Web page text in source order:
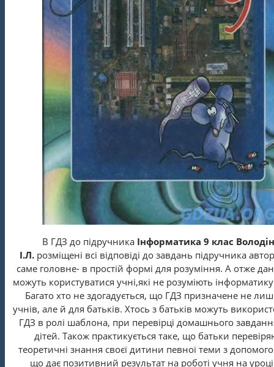
В ГДЗ до підручника Інформатика 9 клас
І.Л. розміщені всі відповіді до завдань підручника
саме головне- в простій формі для розуміння. А отже
можуть користуватися учні,які не розуміють інформатику
Багато хто не здогадується, що ГДЗ призначене не
учнів, але й для батьків. Хтось з батьків можуть
ГДЗ в ролі шаблона, при перевірці домашнього
дітей. Також практикується таке, що батьки
теоретичні знання своєї дитини певної теми з
що дає позитивний результат на роботі учня на